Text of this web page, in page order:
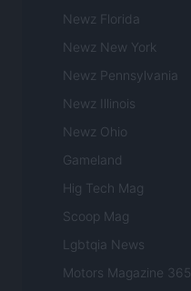
Newz Florida
Newz New York
Newz Pennsylvania
Newz Illinois
Newz Ohio
Gameland
Hig Tech Mag
Scoop Mag
Lgbtqia News
Motors Magazine 365